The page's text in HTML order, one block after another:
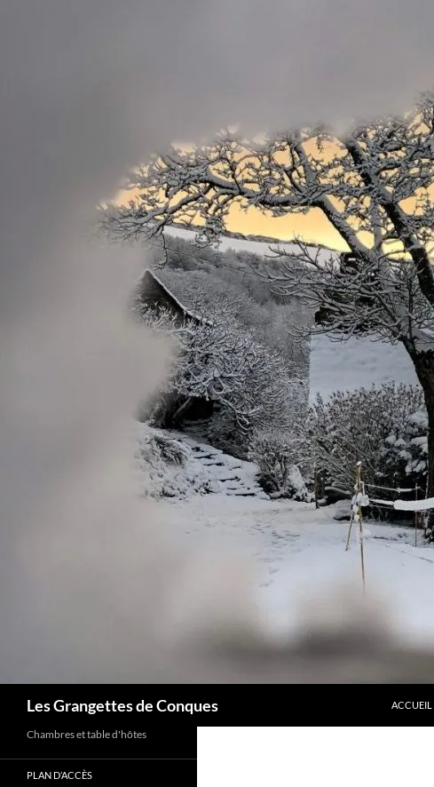
Les Grangettes de Conques
ACCUEIL
Chambres et table d'hôtes
PLAN D’ACCÈS